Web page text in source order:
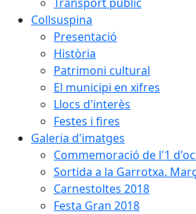
Collsuspina
Presentació
Història
Patrimoni cultural
El municipi en xifres
Llocs d'interès
Festes i fires
Galeria d'imatges
Commemoració de l'1
Sortida a la Garrotxa.
Carnestoltes 2018
Festa Gran 2018